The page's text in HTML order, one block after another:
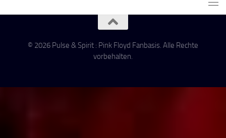
© 2026 Pulse & Spirit : Pink Floyd Fanbasis. Alle Rechte
vorbehalten.